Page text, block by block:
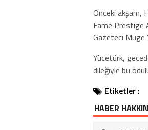
Önceki akşam,
Fame Prestige
Gazeteci Müge
Yücetürk,
dileğiyle bu
Etiketler :
HABER